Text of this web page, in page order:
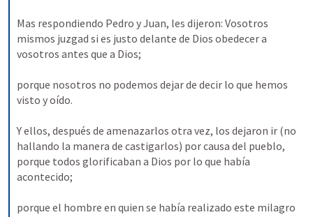
Mas respondiendo Pedro y Juan, les dijeron: Vosotros
mismos juzgad si es justo delante de Dios obedecer a
vosotros antes que a Dios;
porque nosotros no podemos dejar de decir lo que hemos
visto y oído.
Y ellos, después de amenazarlos otra vez, los dejaron ir (no
hallando la manera de castigarlos) por causa del pueblo,
porque todos glorificaban a Dios por lo que había
acontecido;
porque el hombre en quien se había realizado este milagro